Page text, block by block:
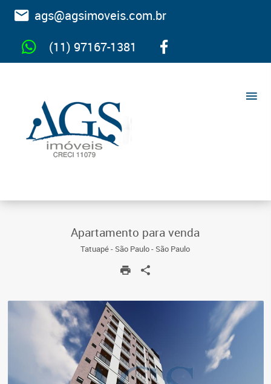
ags@agsimoveis.com.br
(11) 97167-1381
Apartamento para venda
Tatuapé - São Paulo - São Paulo